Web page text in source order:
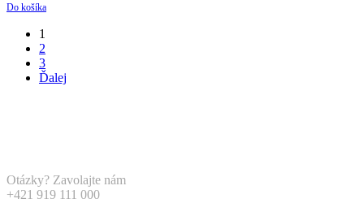
Do košíka
1
2
3
Ďalej
Otázky? Zavolajte nám
+421 919 111 000